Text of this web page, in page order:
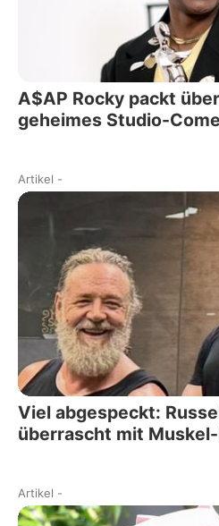
A$AP Rocky packt
geheimes Studio-
Artikel -
Viel abgespeckt:
überrascht mit
Artikel -